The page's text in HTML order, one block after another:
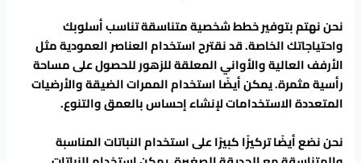
نحن نهتم بتوفير خطط شخصية متناسقة تناسب أسلوبك
واحتياجاتك الخاصة. قد نقترح استخدام العناصر العمودية مثل
الأرفف العالية والأواني المعلقة للزهور للحصول على مساحة
رأسية مثمرة. يمكن أيضًا استخدام الممرات الضيقة والأرضيات
المتعددة الاستخدامات لإنشاء إحساس بالعمق والتنوع.
نحن نضع أيضًا تركيزًا كبيرًا على استخدام النباتات المناسبة